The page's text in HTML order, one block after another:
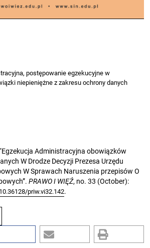
postępowanie egzekucyjne w
niepieniężne z zakresu ochrony danych
Administracyjna obowiązków
W Drodze Decyzji Prezesa Urzędu
W Sprawach Naruszenia przepisów O
PRAWO I WIĘŹ, no. 33 (October):
priw.vi32.142.